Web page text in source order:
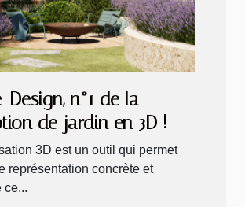
Design, n°1 de la
de jardin en 3D !
3D est un outil qui permet
représentation concrète et
ce...